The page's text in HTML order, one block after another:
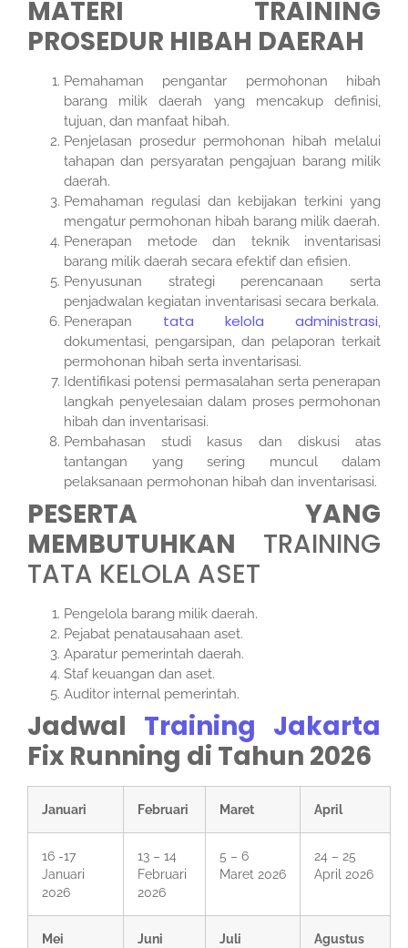
MATERI TRAINING
PROSEDUR HIBAH DAERAH
Pemahaman pengantar permohonan hibah
barang milik daerah yang mencakup definisi,
tujuan, dan manfaat hibah.
Penjelasan prosedur permohonan hibah melalui
tahapan dan persyaratan pengajuan barang milik
daerah.
Pemahaman regulasi dan kebijakan terkini yang
mengatur permohonan hibah barang milik daerah.
Penerapan metode dan teknik inventarisasi
barang milik daerah secara efektif dan efisien.
Penyusunan strategi perencanaan serta
penjadwalan kegiatan inventarisasi secara berkala.
Penerapan tata kelola administrasi,
dokumentasi, pengarsipan, dan pelaporan terkait
permohonan hibah serta inventarisasi.
Identifikasi potensi permasalahan serta penerapan
langkah penyelesaian dalam proses permohonan
hibah dan inventarisasi.
Pembahasan studi kasus dan diskusi atas
tantangan yang sering muncul dalam
pelaksanaan permohonan hibah dan inventarisasi.
PESERTA YANG
MEMBUTUHKAN TRAINING
TATA KELOLA ASET
Pengelola barang milik daerah.
Pejabat penatausahaan aset.
Aparatur pemerintah daerah.
Staf keuangan dan aset.
Auditor internal pemerintah.
Jadwal Training Jakarta
Fix Running di Tahun 2026
Januari Februari Maret April
16 -17
Januari
2026
13 – 14
Februari
2026
5 – 6
Maret 2026
24 – 25
April 2026
Mei Juni Juli Agustus